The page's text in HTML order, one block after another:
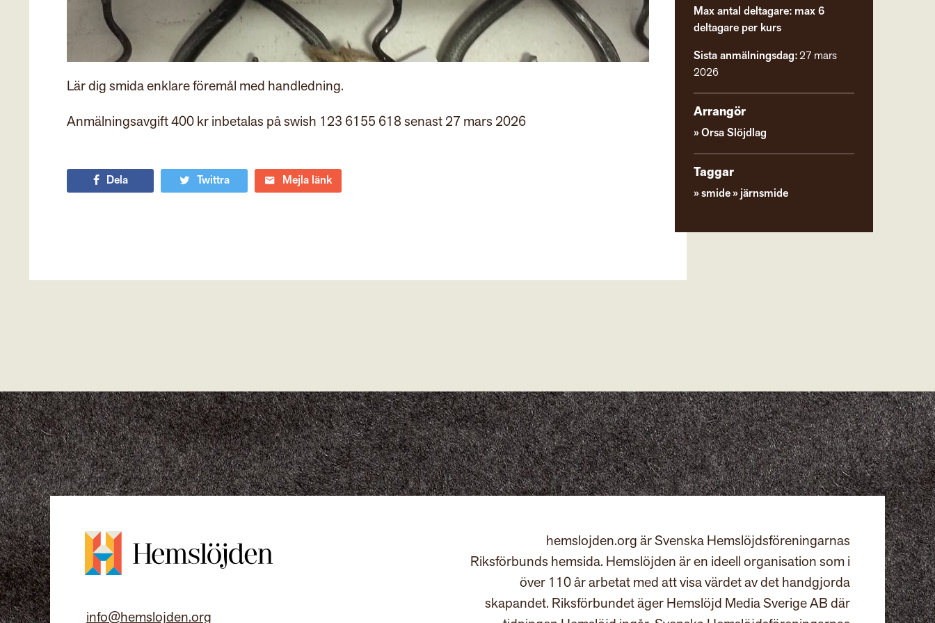
Lär dig smida enklare föremål med handledning.
Anmälningsavgift 400 kr inbetalas på swish 123 6155 618 senast 27 mars 2026
Dela Twittra Mejla länk
Max antal deltagare: max 6
deltagare per kurs
Sista anmälningsdag:27 mars
2026
Arrangör
Orsa Slöjdlag
Taggar
smide järnsmide
info@hemslojden.org
hemslojden.org är Svenska Hemslöjdsföreningarnas
Riksförbunds hemsida. Hemslöjden är en ideell organisation som i
över 110 år arbetat med att visa värdet av det handgjorda
skapandet. Riksförbundet äger Hemslöjd Media Sverige AB där